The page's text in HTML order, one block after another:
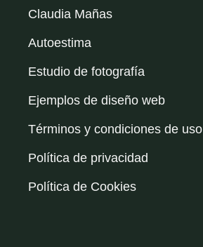
Claudia Mañas
Autoestima
Estudio de fotografía
Ejemplos de diseño web
Términos y condiciones de uso
Política de privacidad
Política de Cookies